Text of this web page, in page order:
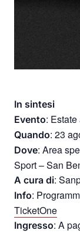
In sintesi
Evento:
Quando: 23
Dove: Area
Sport – San
A cura di:
Info:
TicketOne
Ingresso: A